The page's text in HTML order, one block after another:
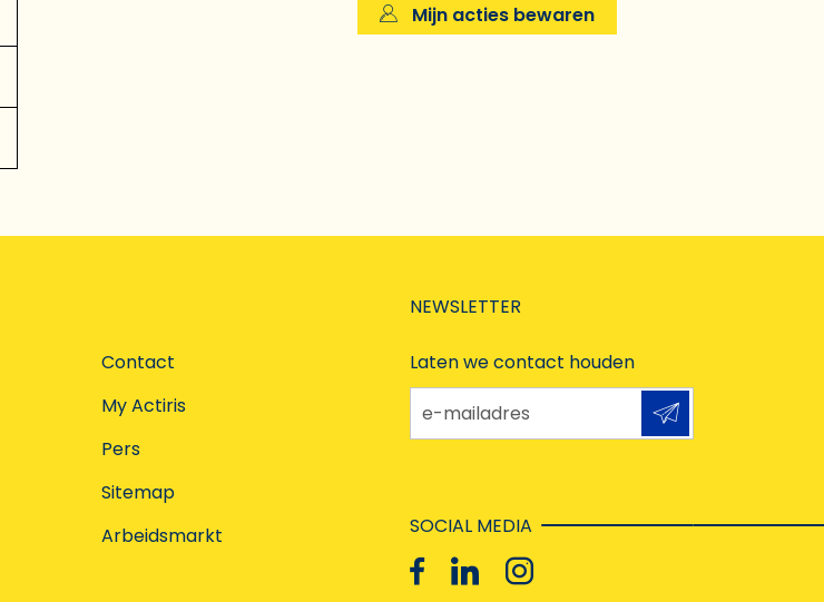
Mijn acties bewaren
Contact
My Actiris
Pers
Sitemap
Arbeidsmarkt
NEWSLETTER
Laten we contact houden
e-mailadres
SOCIAL MEDIA